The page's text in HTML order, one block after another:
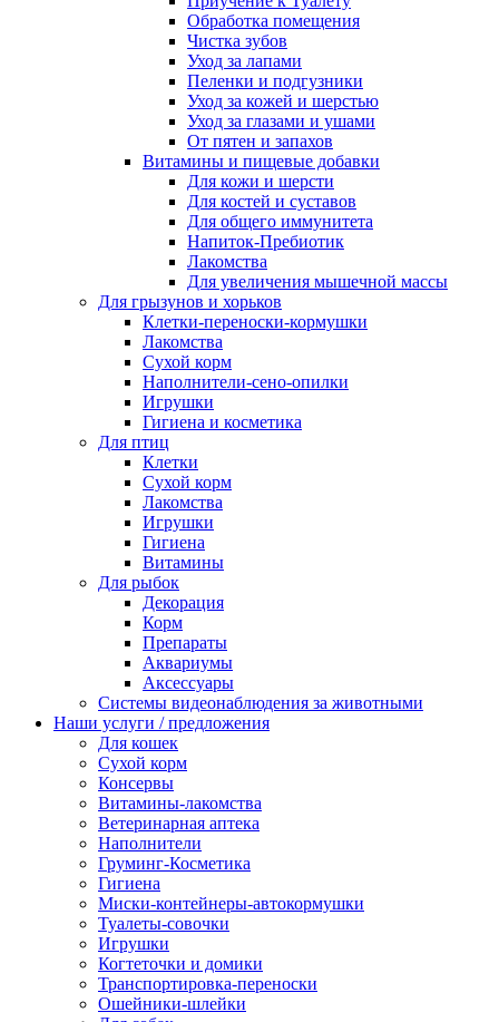
Обработка помещения
Чистка зубов
Уход за лапами
Пеленки и подгузники
Уход за кожей и шерстью
Уход за глазами и ушами
От пятен и запахов
Витамины и пищевые добавки
Для кожи и шерсти
Для костей и суставов
Для общего иммунитета
Напиток-Пребиотик
Лакомства
Для увеличения мышечной массы
Для грызунов и хорьков
Клетки-переноски-кормушки
Лакомства
Сухой корм
Наполнители-сено-опилки
Игрушки
Гигиена и косметика
Для птиц
Клетки
Сухой корм
Лакомства
Игрушки
Гигиена
Витамины
Для рыбок
Декорация
Корм
Препараты
Аквариумы
Аксессуары
Cистемы видеонаблюдения за животными
Наши услуги / предложения
Для кошек
Сухой корм
Консервы
Витамины-лакомства
Ветеринарная аптека
Наполнители
Груминг-Косметика
Гигиена
Миски-контейнеры-автокормушки
Туалеты-совочки
Игрушки
Когтеточки и домики
Транспортировка-переноски
Ошейники-шлейки